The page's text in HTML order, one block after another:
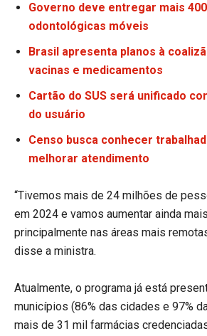
Governo deve entregar mais
odontológicas móveis
Brasil apresenta planos à
vacinas e medicamentos
Cartão do SUS será unificado
do usuário
Censo busca conhecer
melhorar atendimento
“Tivemos mais de 24 milhões de
em 2024 e vamos aumentar ainda
principalmente nas áreas mais
disse a ministra.
Atualmente, o programa já está
municípios (86% das cidades e 97%
mais de 31 mil farmácias